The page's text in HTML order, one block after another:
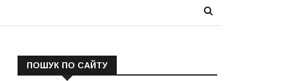
ПОШУК ПО САЙТУ